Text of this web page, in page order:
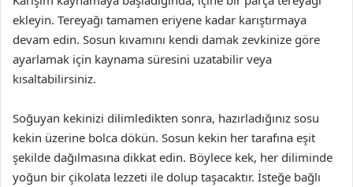
ekleyin. Tereyağı tamamen eriyene kadar karıştırmaya
devam edin. Sosun kıvamını kendi damak zevkinize göre
ayarlamak için kaynama süresini uzatabilir veya
kısaltabilirsiniz.
Soğuyan kekinizi dilimledikten sonra, hazırladığınız sosu
kekin üzerine bolca dökün. Sosun kekin her tarafına eşit
şekilde dağılmasına dikkat edin. Böylece kek, her diliminde
yoğun bir çikolata lezzeti ile dolup taşacaktır. İsteğe bağlı